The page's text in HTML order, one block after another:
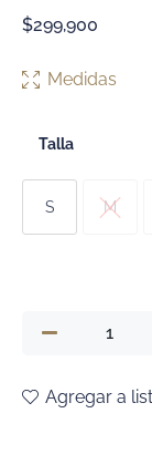
$299,900
Medidas
Talla
S M
Agregar a